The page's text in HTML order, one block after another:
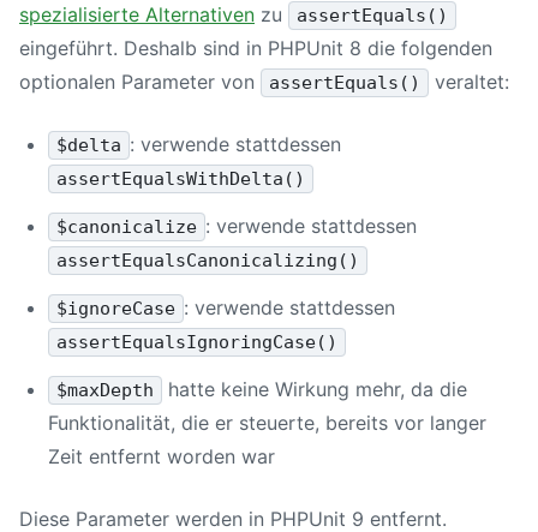
spezialisierte Alternativen zu assertEquals()
eingeführt. Deshalb sind in PHPUnit 8 die folgenden
optionalen Parameter von
assertEquals() veraltet:
$delta : verwende stattdessen
assertEqualsWithDelta()
$canonicalize : verwende stattdessen
assertEqualsCanonicalizing()
$ignoreCase : verwende stattdessen
assertEqualsIgnoringCase()
$maxDepth
hatte keine Wirkung mehr, da die
Funktionalität, die er steuerte, bereits vor langer
Zeit entfernt worden war
Diese Parameter werden in PHPUnit 9 entfernt.